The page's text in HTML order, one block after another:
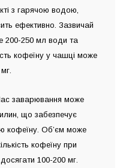
з гарячою водою,
ефективно. Зазвичай
200-250 мл води та
кофеїну у чашці може
заварювання може
що забезпечує
кофеїну. Об’єм може
кофеїну при
100-200 мг.